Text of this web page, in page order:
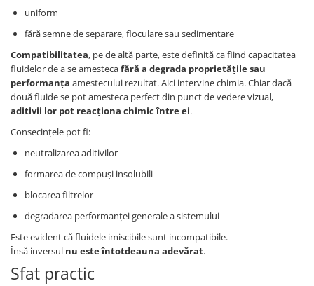
uniform
fără semne de separare, floculare sau sedimentare
Compatibilitatea, pe de altă parte, este definită ca fiind capacitatea
fluidelor de a se amestecafără a degrada proprietățile sau
performanța amestecului rezultat. Aici intervine chimia. Chiar dacă
două fluide se pot amesteca perfect din punct de vedere vizual,
aditivii lor pot reacționa chimic între ei.
Consecințele pot fi:
neutralizarea aditivilor
formarea de compuși insolubili
blocarea filtrelor
degradarea performanței generale a sistemului
Este evident că fluidele imiscibile sunt incompatibile.
Însă inversul nu este întotdeauna adevărat.
Sfat practic